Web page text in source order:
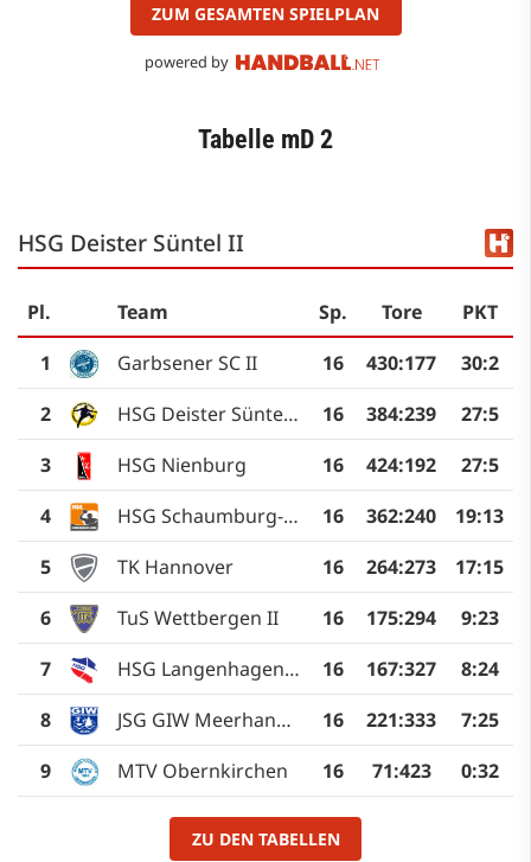
ZUM GESAMTEN SPIELPLAN
powered by
Tabelle mD 2
HSG Deister Süntel II
Pl. Team Sp. Tore
PKT
1
Garbsener SC II 16 430:177
30:2
2
HSG Deister Süntel II 16 384:239
27:5
3
HSG Nienburg 16 424:192
27:5
4
HSG Schaumburg-Nord II 16 362:240
19:13
5
TK Hannover 16 264:273
17:15
6
TuS Wettbergen II 16 175:294
9:23
7
HSG Langenhagen II 16 167:327
8:24
8
JSG GIW Meerhandball IV 16 221:333
7:25
9
MTV Obernkirchen 16 71:423 0:32
ZU DEN TABELLEN